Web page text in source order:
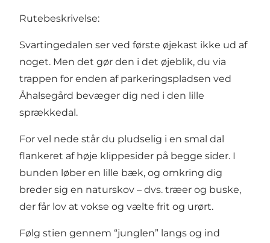
Rutebeskrivelse:
Svartingedalen ser ved første øjekast ikke ud af
noget. Men det gør den i det øjeblik, du via
trappen for enden af parkeringspladsen ved
Åhalsegård bevæger dig ned i den lille
sprækkedal.
For vel nede står du pludselig i en smal dal
flankeret af høje klippesider på begge sider. I
bunden løber en lille bæk, og omkring dig
breder sig en naturskov – dvs. træer og buske,
der får lov at vokse og vælte frit og urørt.
Følg stien gennem “junglen” langs og ind